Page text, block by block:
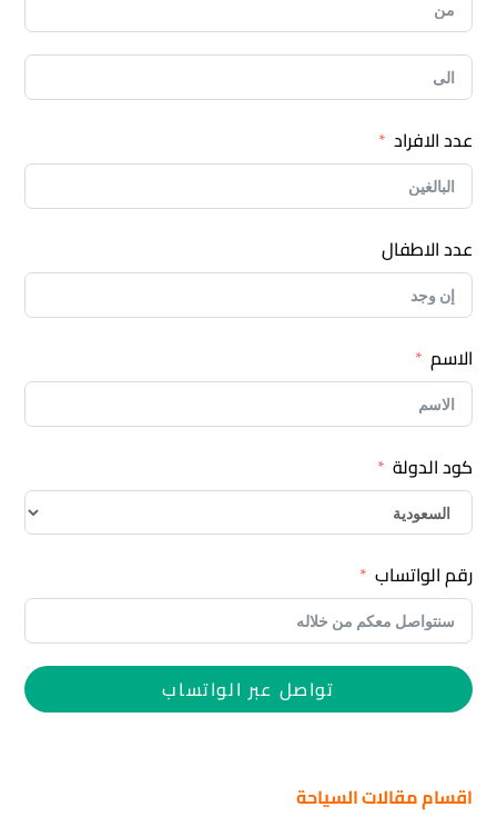
عدد الافراد
عدد الاطفال
الاسم
كود الدولة
رقم الواتساب
تواصل عبر الواتساب
اقسام مقالات السياحة